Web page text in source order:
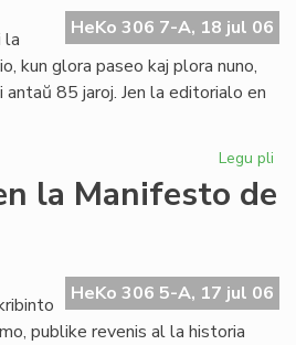
HeKo 306 7-A, 18 jul 06
la
kun glora paseo kaj plora nuno,
85 jaroj. Jen la editorialo en
Legu pli
la Manifesto de
HeKo 306 5-A, 17 jul 06
publike revenis al la historia